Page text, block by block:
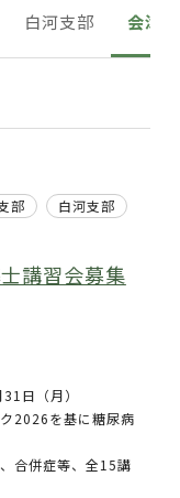
白河支部 会津
部
白河支部
講習会募集
日（月）
2026を基に糖尿病
症等、全15講